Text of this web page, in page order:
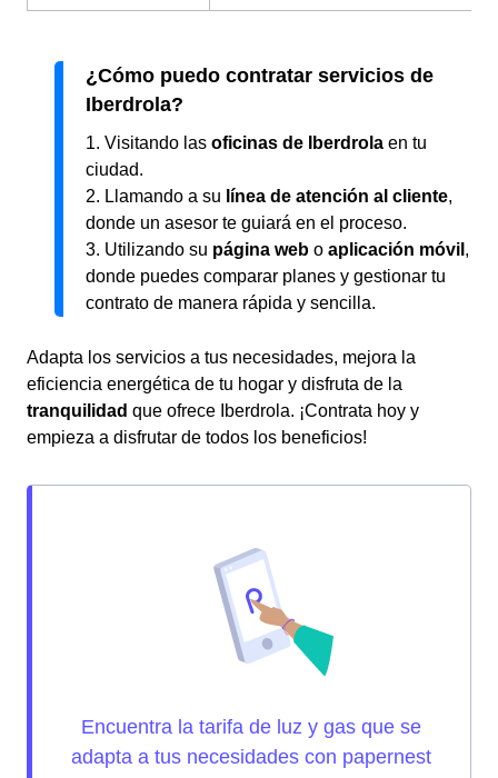
¿Cómo puedo contratar servicios de
Iberdrola?
1. Visitando las oficinas de Iberdrola en tu
ciudad.
2. Llamando a su línea de atención al cliente,
donde un asesor te guiará en el proceso.
3. Utilizando su página web o aplicación móvil ,
donde puedes comparar planes y gestionar tu
contrato de manera rápida y sencilla.
Adapta los servicios a tus necesidades, mejora la
eficiencia energética de tu hogar y disfruta de la
tranquilidad que ofrece Iberdrola. ¡Contrata hoy y
empieza a disfrutar de todos los beneficios!